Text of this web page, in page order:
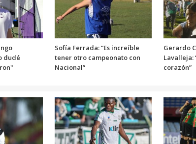
dudé
Sofía Ferrada: “Es increíble
tener otro campeonato con
Nacional”
Gerardo
Lavalleja:
corazón”